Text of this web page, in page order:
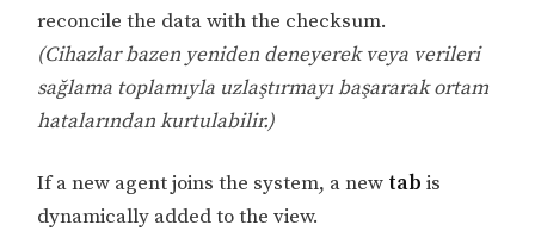
reconcile the data with the checksum.
(Cihazlar bazen yeniden deneyerek veya verileri
sağlama toplamıyla uzlaştırmayı başararak ortam
hatalarından kurtulabilir.)
If a new agent joins the system, a new tabis
dynamically added to the view.